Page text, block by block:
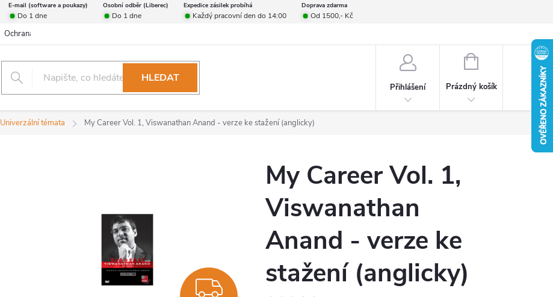
E-mail (software a poukazy) Osobní odběr (Liberec) Expedice zásilek probíhá Doprava zdarma
Do 1 dne Do 1 dne Každý pracovní den do 14:00 Od 1500,- Kč
Ochrana osobních údajů
HLEDAT
Přihlášení
NÁKUPNÍ
Prázdný košík
Univerzální témata My Career Vol. 1, Viswanathan Anand - verze ke stažení (anglicky)
ZDARMA
My Career Vol. 1,
Viswanathan
Anand - verze ke
stažení (anglicky)